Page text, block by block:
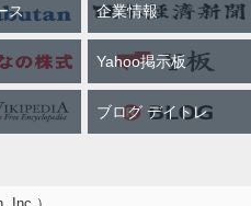
ス 企業情報
Yahoo掲示板
ブログ デイトレ